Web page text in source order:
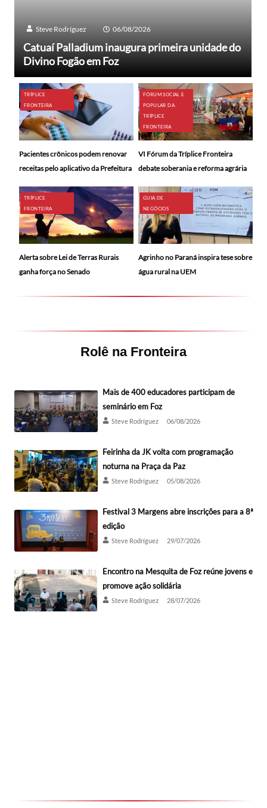
Steve Rodríguez 06/08/2026
Catuaí Palladium inaugura primeira unidade do
Divino Fogão em Foz
TRÍPLICE
FRONTEIRA
Pacientes crônicos podem renovar
receitas pelo aplicativo da Prefeitura
FÓRUM SOCIAL E
POPULAR DA
TRÍPLICE
FRONTEIRA
VI Fórum da Tríplice Fronteira
debate soberania e reforma agrária
TRÍPLICE
FRONTEIRA
Alerta sobre Lei de Terras Rurais
ganha força no Senado
GUIA DE
NEGÓCIOS
Agrinho no Paraná inspira tese sobre
água rural na UEM
Rolê na Fronteira
Mais de 400 educadores participam de
seminário em Foz
Steve Rodríguez 06/08/2026
Feirinha da JK volta com programação
noturna na Praça da Paz
Steve Rodríguez 05/08/2026
Festival 3 Margens abre inscrições para a 8ª
edição
Steve Rodríguez 29/07/2026
Encontro na Mesquita de Foz reúne jovens e
promove ação solidária
Steve Rodríguez 28/07/2026